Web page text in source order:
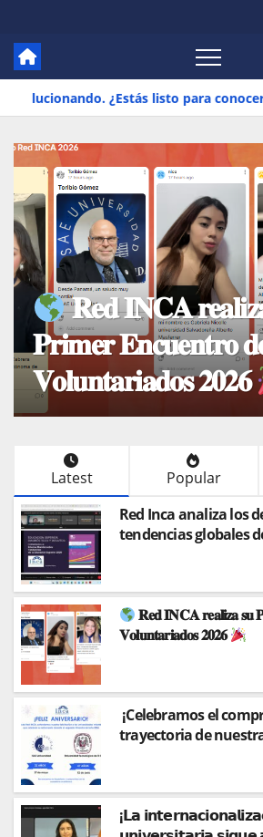
superior está evolucionando. ¿Estás
¡Celebramos el
compromiso y la
trayectoria de
universidades
Latest Popular
Red Inca analiza los
tendencias globales
𝐑𝐞𝐝 𝐈𝐍𝐂𝐀 𝐫𝐞𝐚𝐥𝐢𝐳𝐚 𝐬𝐮
𝐕𝐨𝐥𝐮𝐧𝐭𝐚𝐫𝐢𝐚𝐝𝐨𝐬 𝟐𝟎𝟐𝟔
¡Celebramos el
trayectoria de
¡𝗟𝗮